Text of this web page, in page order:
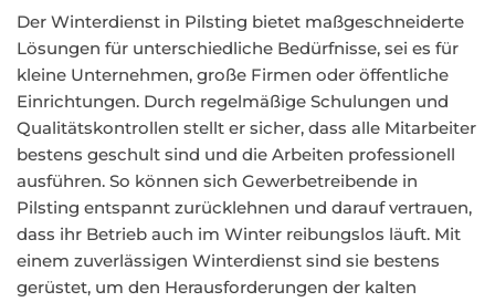
Der Winterdienst in Pilsting bietet maßgeschneiderte
Lösungen für unterschiedliche Bedürfnisse, sei es für
kleine Unternehmen, große Firmen oder öffentliche
Einrichtungen. Durch regelmäßige Schulungen und
Qualitätskontrollen stellt er sicher, dass alle Mitarbeiter
bestens geschult sind und die Arbeiten professionell
ausführen. So können sich Gewerbetreibende in
Pilsting entspannt zurücklehnen und darauf vertrauen,
dass ihr Betrieb auch im Winter reibungslos läuft. Mit
einem zuverlässigen Winterdienst sind sie bestens
gerüstet, um den Herausforderungen der kalten